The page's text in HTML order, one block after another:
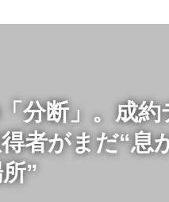
分断」。成約
者がまだ“息
”